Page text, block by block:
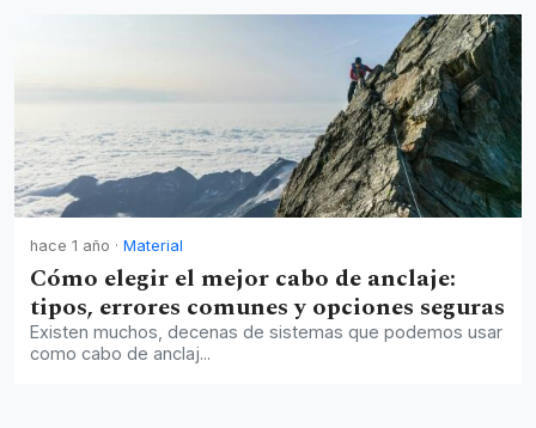
hace 1 año · Material
Cómo elegir el mejor cabo de anclaje:
tipos, errores comunes y opciones seguras
Existen muchos, decenas de sistemas que podemos usar
como cabo de anclaj...